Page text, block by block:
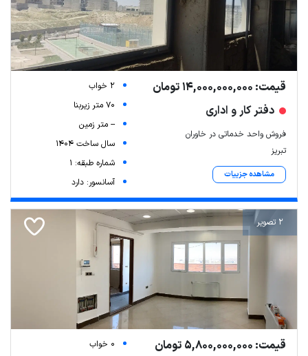
قیمت: 14,000,000,000 تومان
دفتر کار و اداری
فروش واحد خدماتی در خاوران
تبریز
مشاهده جزییات
2 خواب
70 متر زیربنا
-- متر زمین
سال ساخت 1404
شماره طبقه: 1
آسانسور: دارد
2 تصویر
قیمت: 5,800,000,000 تومان
0 خواب